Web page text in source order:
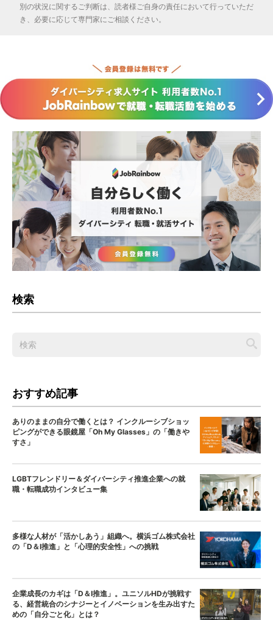
別の状況に関するご判断は、読者様ご自身の責任において行っていただ
き、必要に応じて専門家にご相談ください。
検索
おすすめ記事
ありのままの自分で働くとは？ インクルーシブショッ
ピングができる眼鏡屋「Oh My Glasses」の「働きや
すさ」
LGBTフレンドリー＆ダイバーシティ推進企業への就
職・転職成功インタビュー集
多様な人材が「活かしあう」組織へ。横浜ゴム株式会社
の「D＆I推進」と「心理的安全性」への挑戦
企業成長のカギは「D＆I推進」。ユニソルHDが挑戦す
る、経営統合のシナジーとイノベーションを生み出すた
めの「自分ごと化」とは？